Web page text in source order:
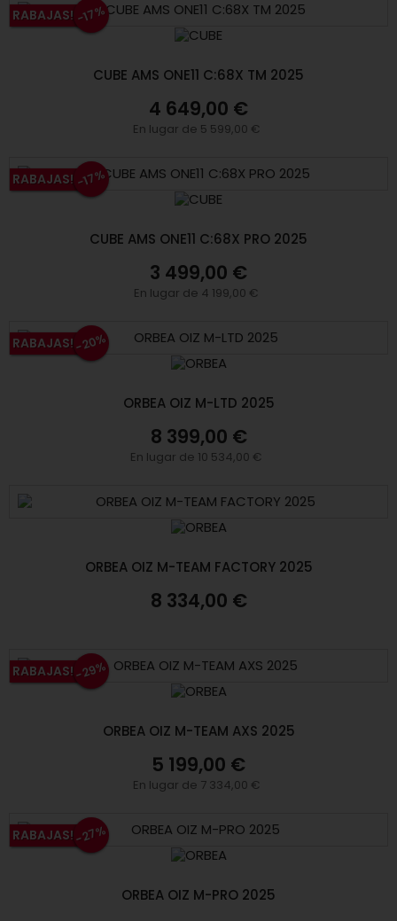
RABAJAS! -17%
CUBE AMS ONE11 C:68X TM 2025
4 649,00 €
En lugar de 5 599,00 €
RABAJAS! -17%
CUBE AMS ONE11 C:68X PRO 2025
3 499,00 €
En lugar de 4 199,00 €
RABAJAS!-20%
ORBEA OIZ M-LTD 2025
8 399,00 €
En lugar de 10 534,00 €
ORBEA OIZ M-TEAM FACTORY 2025
8 334,00 €
RABAJAS!-29%
ORBEA OIZ M-TEAM AXS 2025
5 199,00 €
En lugar de 7 334,00 €
RABAJAS!-27%
ORBEA OIZ M-PRO 2025